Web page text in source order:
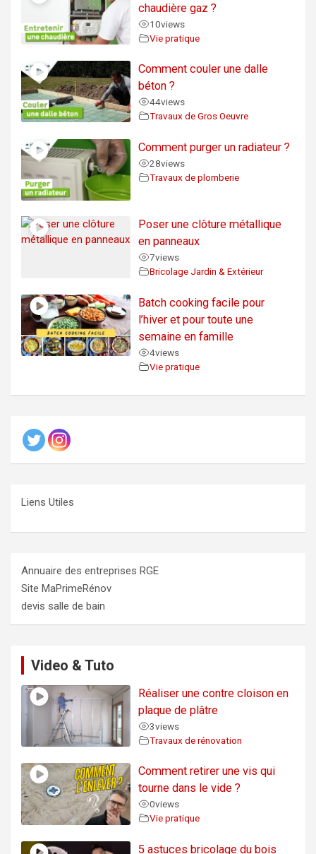
chaudière gaz ?
10views
Vie pratique
Comment couler une dalle
béton ?
44views
Travaux de Gros Oeuvre
Comment purger un radiateur ?
28views
Travaux de plomberie
Poser une clôture métallique
en panneaux
7views
Bricolage Jardin & Extérieur
Batch cooking facile pour
l’hiver et pour toute une
semaine en famille
4views
Vie pratique
Liens Utiles
Annuaire des entreprises RGE
Site MaPrimeRénov
devis salle de bain
Video & Tuto
Réaliser une contre cloison en
plaque de plâtre
3views
Travaux de rénovation
Comment retirer une vis qui
tourne dans le vide ?
0views
Vie pratique
5 astuces bricolage du bois